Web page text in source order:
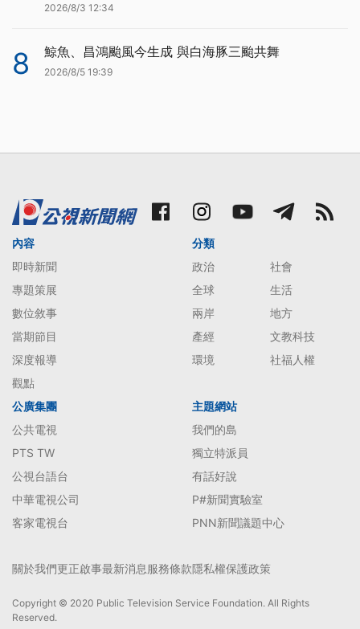
2026/8/3 12:34
8 鯨魚、昌鴻颱風今生成 與白海豚三颱共舞
2026/8/5 19:39
內容
即時新聞
專題策展
數位敘事
當期節目
深度報導
觀點
分類
政治
社會
全球
生活
兩岸
地方
產經
文教科技
環境
社福人權
公廣集團
公共電視
PTS TW
公視台語台
中華電視公司
客家電視台
主題網站
我們的島
獨立特派員
有話好說
P#新聞實驗室
PNN新聞議題中心
關於我們更正啟事最新消息服務條款隱私權保護政策
Copyright © 2020 Public Television Service Foundation. All Rights
Reserved.